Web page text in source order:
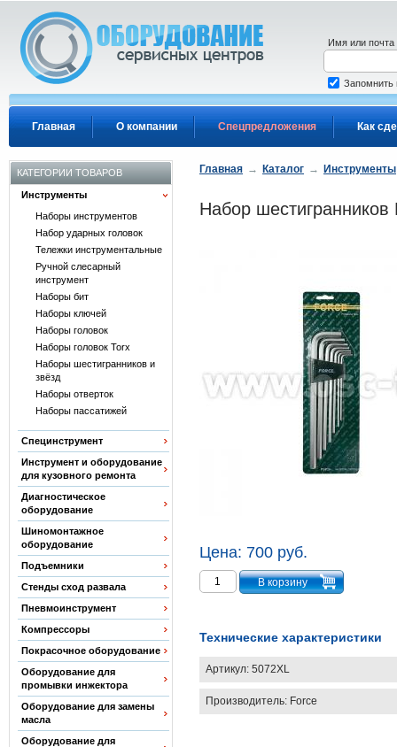
Главная О компании Спецпредложения Как
Имя или почта
Запомнить
КАТЕГОРИИ ТОВАРОВ
Инструменты
Наборы инструментов
Набор ударных головок
Тележки инструментальные
Ручной слесарный
инструмент
Наборы бит
Наборы ключей
Наборы головок
Наборы головок Torx
Наборы шестигранников и
звёзд
Наборы отверток
Наборы пассатижей
Специнструмент
Инструмент и оборудование
для кузовного ремонта
Диагностическое
оборудование
Шиномонтажное
оборудование
Подъемники
Стенды сход развала
Пневмоинструмент
Компрессоры
Покрасочное оборудование
Оборудование для
промывки инжектора
Оборудование для замены
масла
Оборудование для
Главная → Каталог → Инструменты
Набор
Цена: 700 руб.
Технические характеристики
Артикул: 5072XL
Производитель: Force